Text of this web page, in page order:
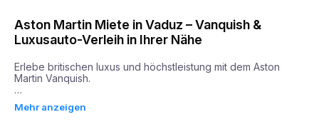
Aston Martin Miete in Vaduz – Vanquish &
Luxusauto-Verleih in Ihrer Nähe
Erlebe britischen luxus und höchstleistung mit dem Aston
Martin Vanquish.
mit zeitloser Eleganz. Angetrieben von einem 5,2-Liter-Motor
Mehr anzeigen